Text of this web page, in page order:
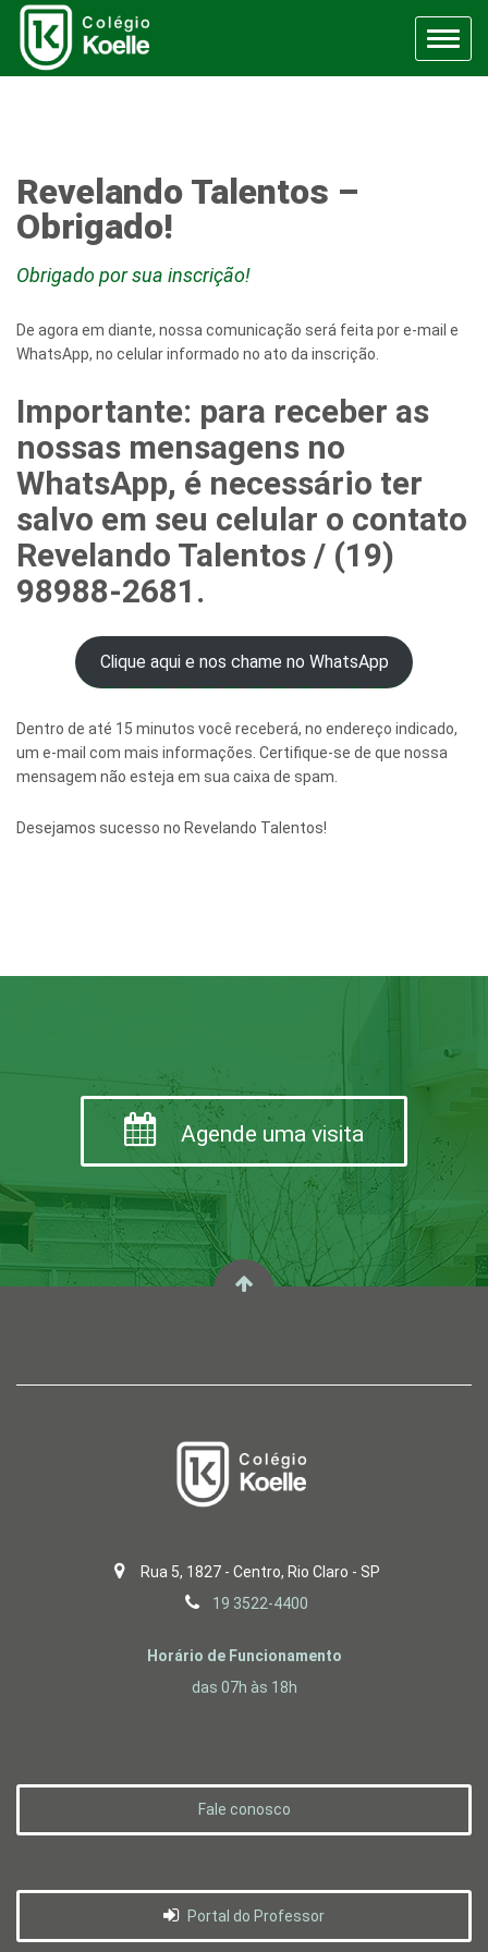
Menu
Revelando Talentos –
Obrigado!
Obrigado por sua inscrição!
De agora em diante, nossa comunicação será feita por e-mail e
WhatsApp, no celular informado no ato da inscrição.
Importante: para receber as
nossas mensagens no
WhatsApp, é necessário ter
salvo em seu celular o contato
Revelando Talentos / (19)
98988-2681 .
Clique aqui e nos chame no WhatsApp
Dentro de até 15 minutos você receberá, no endereço indicado,
um e-mail com mais informações. Certifique-se de que nossa
mensagem não esteja em sua caixa de spam.
Desejamos sucesso no Revelando Talentos!
Agende uma visita
Rua 5, 1827 - Centro, Rio Claro - SP
19 3522-4400
Horário de Funcionamento
das 07h às 18h
Fale conosco
Portal do Professor